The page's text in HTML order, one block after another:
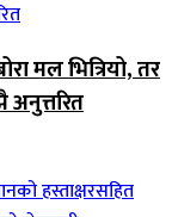
मल भित्रियो, तर